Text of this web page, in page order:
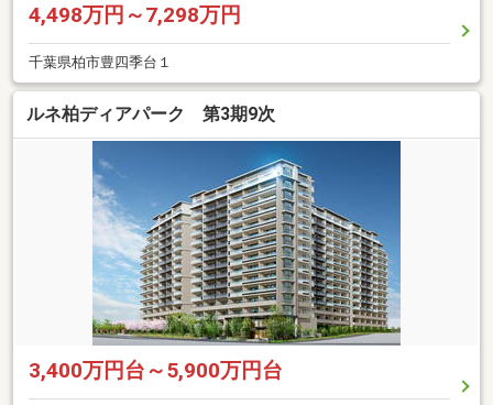
4,498万円～7,298万円
千葉県柏市豊四季台１
ルネ柏ディアパーク 第3期9次
3,400万円台～5,900万円台